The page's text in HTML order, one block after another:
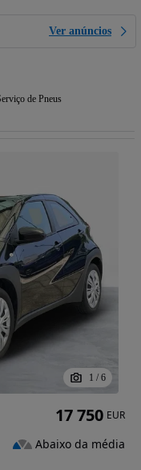
Ver anúncios
de Pneus
1 / 6
17 750 EUR
Abaixo da média